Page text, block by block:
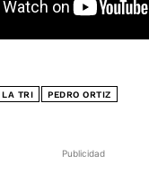
Publicidad
LA TRI PEDRO ORTIZ